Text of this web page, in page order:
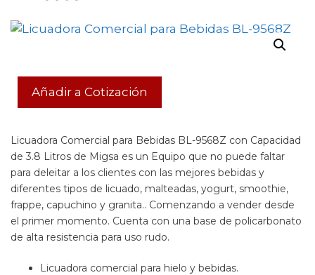
Añadir a Cotización
Licuadora Comercial para Bebidas BL-9568Z con Capacidad
de 3.8 Litros de Migsa es un Equipo que no puede faltar
para deleitar a los clientes con las mejores bebidas y
diferentes tipos de licuado, malteadas, yogurt, smoothie,
frappe, capuchino y granita.. Comenzando a vender desde
el primer momento. Cuenta con una base de policarbonato
de alta resistencia para uso rudo.
Licuadora comercial para hielo y bebidas.